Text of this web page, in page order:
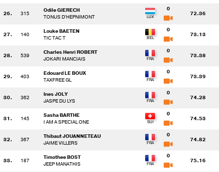
26. 315
Odile GIERECH
TONUS D'HEPNIMONT
0
72.36
27. 140
Louke BAETEN
TIC TAC T
0
73.13
28. 539
Charles Henri ROBERT
JOKARI MANCIAIS
0
73.38
29. 403
Edouard LE BOUX
TAXFREE GL
0
73.39
30. 362
Ines JOLY
JASPE DU LYS
0
74.28
31. 145
Sasha BARTHE
I AM A SPECIAL ONE
0
74.53
32. 367
Thibaut JOUANNETEAU
JAIME VILLERS
0
74.82
33. 187
Timothee BOST
JEEP MANATHIS
0
75.16